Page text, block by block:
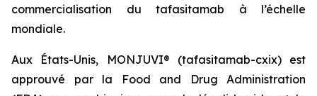
commercialisation du tafasitamab à l’échelle
mondiale.
Aux États-Unis, MONJUVI® (tafasitamab-cxix) est
approuvé par la Food and Drug Administration